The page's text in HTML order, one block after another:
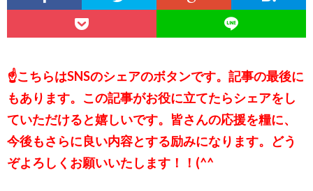
☝こちらはSNSのシェアのボタンです。記事の最後に
もあります。この記事がお役に立てたらシェアをし
ていただけると嬉しいです。皆さんの応援を糧に、
今後もさらに良い内容とする励みになります。どう
ぞよろしくお願いいたします！！(^^